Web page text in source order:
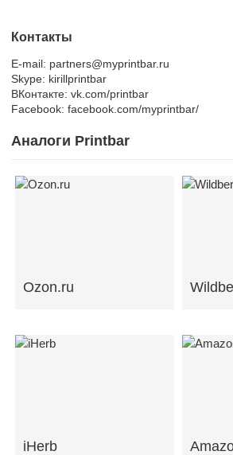
Контакты
E-mail: partners@myprintbar.ru
Skype: kirillprintbar
ВКонтакте: vk.com/printbar
Facebook: facebook.com/myprintbar/
Аналоги Printbar
Ozon.ru
iHerb